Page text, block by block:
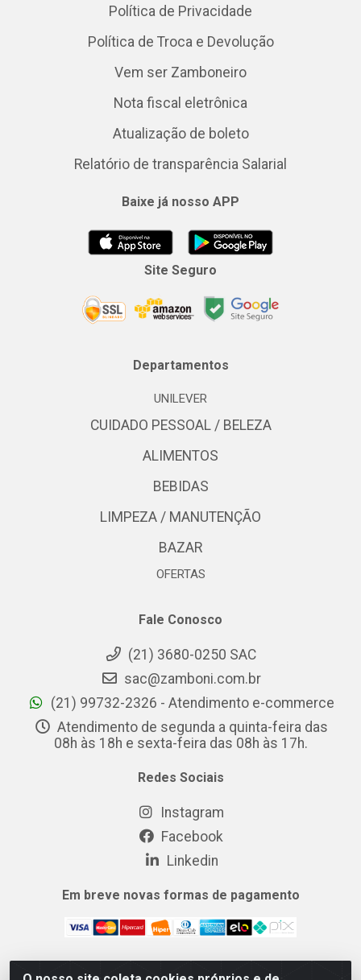
Política de Privacidade
Política de Troca e Devolução
Vem ser Zamboneiro
Nota fiscal eletrônica
Atualização de boleto
Relatório de transparência Salarial
Baixe já nosso APP
Site Seguro
Departamentos
UNILEVER
CUIDADO PESSOAL / BELEZA
ALIMENTOS
BEBIDAS
LIMPEZA / MANUTENÇÃO
BAZAR
OFERTAS
Fale Conosco
(21) 3680-0250 SAC
sac@zamboni.com.br
(21) 99732-2326 - Atendimento e-commerce
Atendimento de segunda a quinta-feira das
08h às 18h e sexta-feira das 08h às 17h.
Redes Sociais
Instagram
Facebook
Linkedin
Em breve novas formas de pagamento